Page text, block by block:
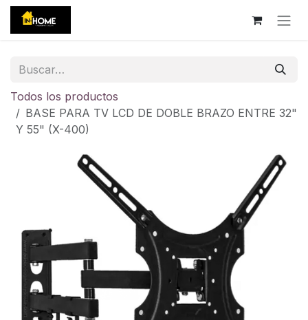
Ir al contenido
Todos los productos
BASE PARA TV LCD DE DOBLE BRAZO ENTRE 32"
Y 55" (X-400)